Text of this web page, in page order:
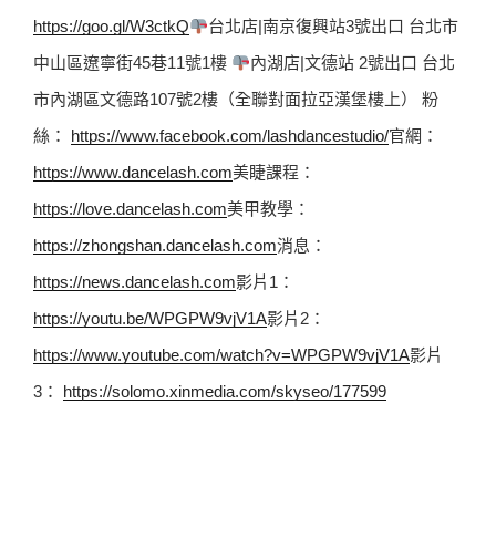
https://goo.gl/W3ctkQ
台北店|南京復興站3號出口 台北市
中山區遼寧街45巷11號1樓
內湖店|文德站 2號出口 台北
市內湖區文德路107號2樓（全聯對面拉亞漢堡樓上） 粉
絲： https://www.facebook.com/lashdancestudio/
https://www.dancelash.com
https://love.dancelash.com
https://zhongshan.dancelash.com
https://news.dancelash.com
https://youtu.be/WPGPW9vjV1A
https://www.youtube.com/watch?v=WPGPW9vjV1A影片
3： https://solomo.xinmedia.com/skyseo/177599